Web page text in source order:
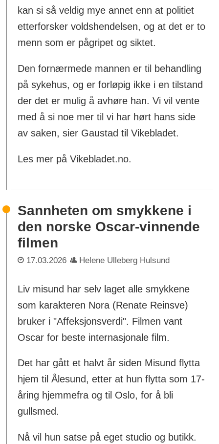
kan si så veldig mye annet enn at politiet
etterforsker voldshendelsen, og at det er to
menn som er pågripet og siktet.
Den fornærmede mannen er til behandling
på sykehus, og er forløpig ikke i en tilstand
der det er mulig å avhøre han. Vi vil vente
med å si noe mer til vi har hørt hans side
av saken, sier Gaustad til Vikebladet.
Les mer på Vikebladet.no.
Sannheten om smykkene i
den norske Oscar-vinnende
filmen
17.03.2026 Helene Ulleberg Hulsund
Liv misund har selv laget alle smykkene
som karakteren Nora (Renate Reinsve)
bruker i "Affeksjonsverdi". Filmen vant
Oscar for beste internasjonale film.
Det har gått et halvt år siden Misund flytta
hjem til Ålesund, etter at hun flytta som 17-
åring hjemmefra og til Oslo, for å bli
gullsmed.
Nå vil hun satse på eget studio og butikk.